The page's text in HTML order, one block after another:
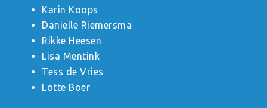
Karin Koops
Danielle Riemersma
Rikke Heesen
Lisa Mentink
Tess de Vries
Lotte Boer